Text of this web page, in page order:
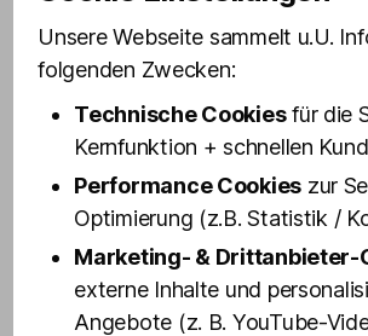
Kult-Kieztour mit Drag Queen
21:15 - 22:55
Kult-Kieztour mit Drag Queen
[Start: Olivias Show Club]
Unsere Webseite sammelt u.U.
folgenden Zwecken:
Technische Cookiesfür die
Kernfunktion + schnellen
Performance Cookies zur
Optimierung (z.B. Statistik /
Marketing- & Drittanbieter-
externe Inhalte und
Angebote (z. B. YouTube-